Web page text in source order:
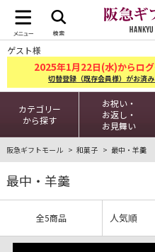
ゲスト様
2025年1月22日(水)からロ
切替登録（既存会員様）がお済
カテゴリー
から探す
お祝い・
お返し・
お見舞い
阪急ギフトモール 和菓子 最中・羊羹
最中・羊羹
全5商品